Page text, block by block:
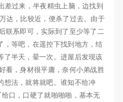
差过来，半夜精虫上脑，边找到
达，比较近，便杀了过去。由于
联系即可，实际到了至少等了二
，等吧，在遥控下找到地方，结
了半天，晕一次。进屋后发现该
看，身材很平庸，奈何小弟战胜
想法，就将就吧。谁知不给冲
口，口硬了就啪啪啪，基本无